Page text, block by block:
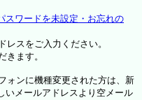
スワードを未設定・お忘れの
レスをご入力ください。
きます。
ォンに機種変更された方は、新
いメールアドレスより空メール